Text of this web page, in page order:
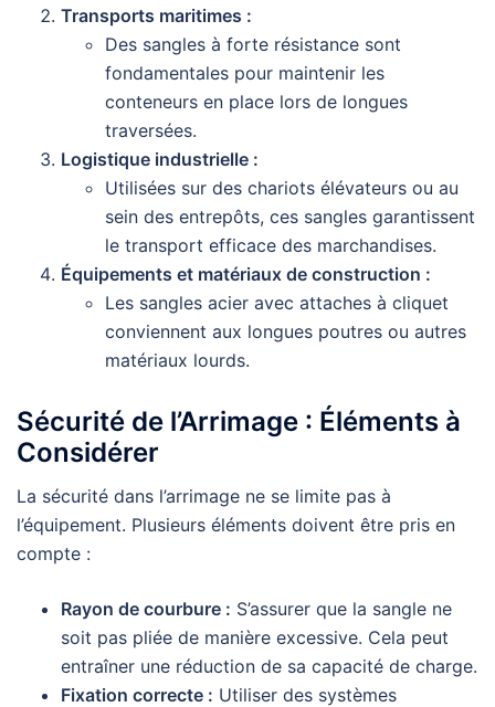
Transports maritimes :
Des sangles à forte résistance sont
fondamentales pour maintenir les
conteneurs en place lors de longues
traversées.
Logistique industrielle :
Utilisées sur des chariots élévateurs ou au
sein des entrepôts, ces sangles garantissent
le transport efficace des marchandises.
Équipements et matériaux de construction :
Les sangles acier avec attaches à cliquet
conviennent aux longues poutres ou autres
matériaux lourds.
Sécurité de l’Arrimage : Éléments à
Considérer
La sécurité dans l’arrimage ne se limite pas à
l’équipement. Plusieurs éléments doivent être pris en
compte :
Rayon de courbure : S’assurer que la sangle ne
soit pas pliée de manière excessive. Cela peut
entraîner une réduction de sa capacité de charge.
Fixation correcte : Utiliser des systèmes